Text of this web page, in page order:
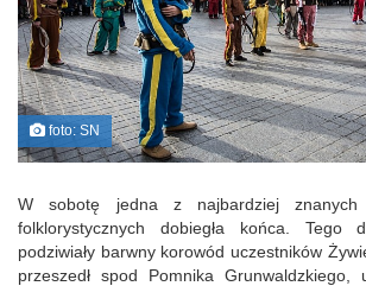
foto: SN
W sobotę jedna z najbardziej znanych
folklorystycznych dobiegła końca. Tego
podziwiały barwny korowód uczestników
przeszedł spod Pomnika Grunwaldzkiego,